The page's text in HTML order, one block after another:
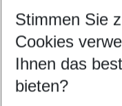
Customize your offer
Find the perfect deal
Your departure
Any airport
Stimmen Sie
Cookies
Ihnen das
bieten?